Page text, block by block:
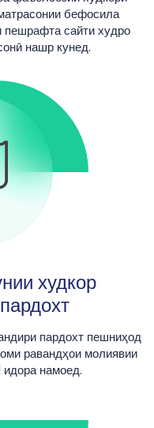
бефосила
сайти худро
нашр кунед.
худкор
пардохт пешниҳод
равандҳои молиявии
намоед.